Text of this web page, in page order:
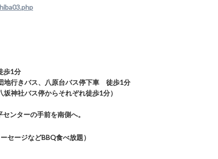
歩1分
地行きバス、八原台バス停下車 徒歩1分
神社バス停からそれぞれ徒歩1分）
ンターの手前を南側へ。
セージなどBBQ食べ放題）